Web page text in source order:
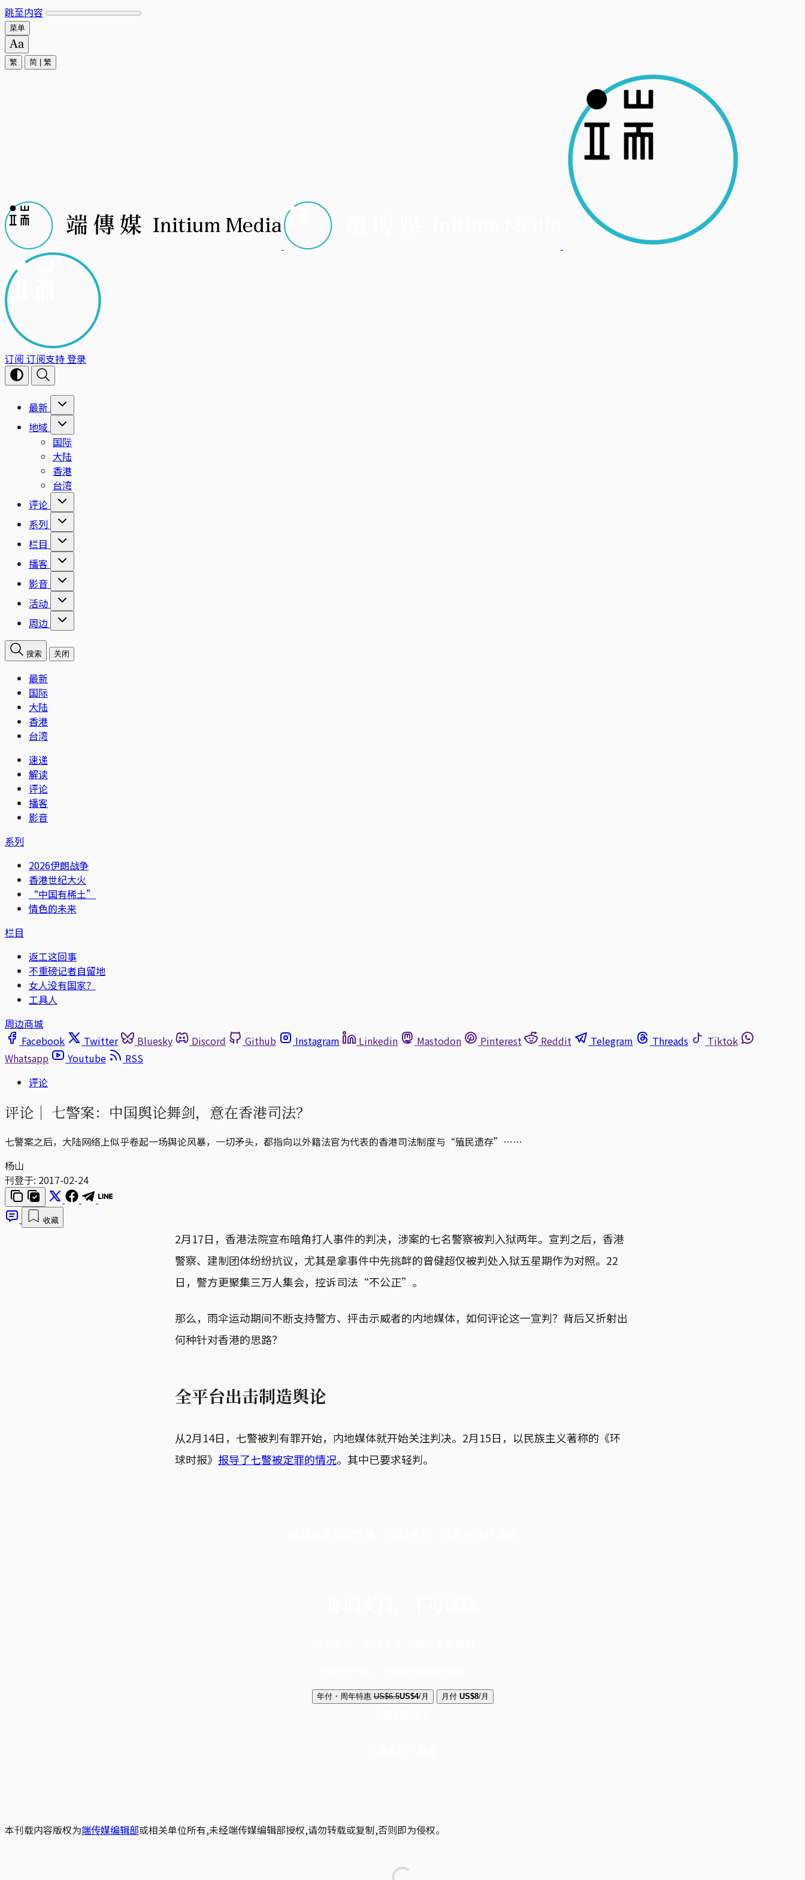
跳至内容
菜单
繁 简 繁
订阅 订阅支持登录
最新
地域
国际
大陆
香港
台湾
评论
系列
栏目
播客
影音
活动
周边
搜索 关闭
最新
国际
大陆
香港
台湾
速递
解读
评论
播客
影音
系列
2026伊朗战争
香港世纪大火
“中国有稀土”
情色的未来
栏目
返工这回事
不重磅记者自留地
女人没有国家？
工具人
周边商城
Facebook
Twitter Bluesky Discord Github Instagram Linkedin Mastodon Pinterest Reddit Telegram Threads
Tiktok
Whatsapp
Youtube
RSS
评论
评论｜ 七警案：中国舆论舞剑，意在香港司法？
七警案之后，大陆网络上似乎卷起一场舆论风暴，一切矛头，都指向以外籍法官为代表的香港司法制度与“殖民遗存”……
杨山
刊登于: 2017-02-24
收藏
2月17日，香港法院宣布暗角打人事件的判决，涉案的七名警察被判入狱两年。宣判之后，香港
警察、建制团体纷纷抗议，尤其是拿事件中先挑衅的曾健超仅被判处入狱五星期作为对照。22
日，警方更聚集三万人集会，控诉司法“不公正”。
那么，雨伞运动期间不断支持警方、抨击示威者的内地媒体，如何评论这一宣判？背后又折射出
何种针对香港的思路？
全平台出击制造舆论
从2月14日，七警被判有罪开始，内地媒体就开始关注判决。2月15日，以民族主义著称的《环
球时报》 报导了七警被定罪的情况。其中已要求轻判。
年付・周年特惠 US$6.5US$4/月 月付 US$8/月
本刊载内容版权为端传媒编辑部或相关单位所有,未经端传媒编辑部授权,请勿转载或复制,否则即为侵权。